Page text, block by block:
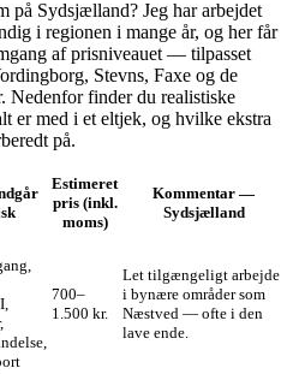
på Sydsjælland? Jeg har arbejdet
i regionen i mange år, og her får
af prisniveauet — tilpasset
Stevns, Faxe og de
Nedenfor finder du realistiske
er med i et eltjek, og hvilke ekstra
på.
Estimeret
pris (inkl.
moms)
Kommentar —
Sydsjælland
700–
1.500 kr.
Let tilgængeligt arbejde
i bynære områder som
Næstved — ofte i den
lave ende.